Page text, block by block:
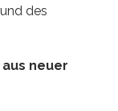
des
neuer